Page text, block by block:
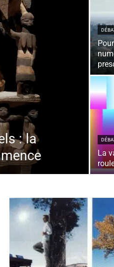
: la
La